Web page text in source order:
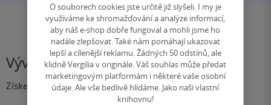
Vývoj ceny
Získejte přehled o vývoji ceny za posledních 60 dní.
O souborech cookies jste určitě již slyšeli. I my je
využíváme ke shromažďování a analýze informací,
aby náš e-shop dobře fungoval a mohli jsme ho
nadále zlepšovat. Také nám pomáhají ukazovat
lepší a cílenější reklamu. Žádných 50 odstínů, ale
klidně Vergilia v originále. Váš souhlas může předat
marketingovým platformám i některé vaše osobní
údaje. Ale vše bedlivě hlídáme. Jako naši vlastní
knihovnu!